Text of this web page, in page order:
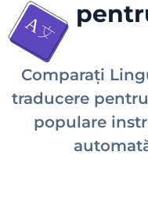
Comparați
traducere
populare